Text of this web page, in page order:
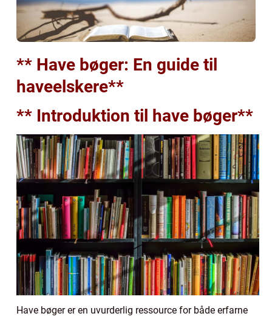
** Have bøger: En guide til
haveelskere**
** Introduktion til have bøger**
Have bøger er en uvurderlig ressource for både erfarne